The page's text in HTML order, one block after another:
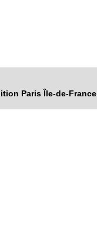
Paris Île-de-France